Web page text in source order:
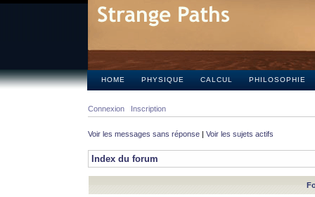
HOME PHYSIQUE CALCUL PHILOSOPHIE
Connexion Inscription
Voir les messages sans réponse | Voir les sujets actifs
Index du forum